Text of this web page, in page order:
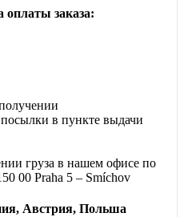
оплаты заказа:
в пункте выдачи
груза в нашем офисе по
00 Praha 5 – Smíchov
Австрия, Польша